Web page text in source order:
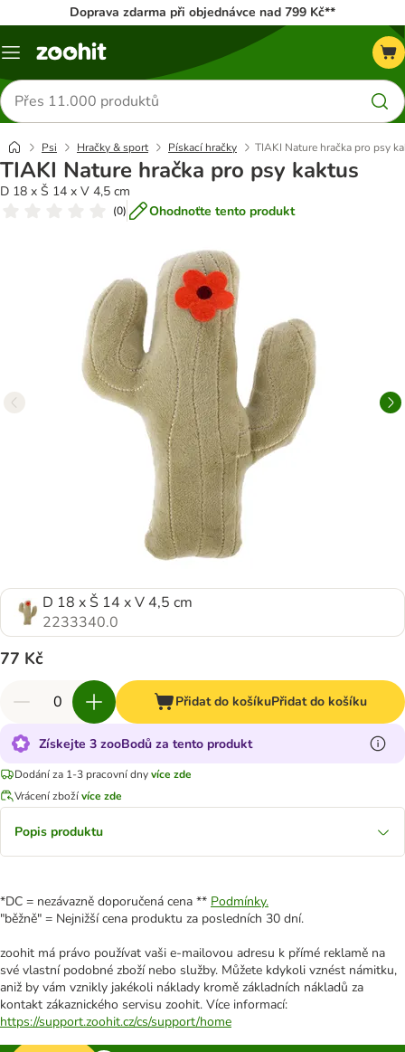
Doprava zdarma při objednávce nad 799 Kč**
Menu
Hledat
produkty
Psi Hračky & sport Pískací hračky TIAKI Nature hračka pro psy
TIAKI Nature hračka pro psy kaktus
D 18 x Š 14 x V 4,5 cm
(0) Ohodnoťte tento produkt
D 18 x Š 14 x V 4,5 cm
2233340.0
77 Kč
Přidat do košíkuPřidat do košíku
Získejte 3 zooBodů za tento produkt
Dodání za 1-3 pracovní dnyvíce zde
Vrácení zbožívíce zde
Popis produktu
*DC = nezávazně doporučená cena ** Podmínky.
"běžně" = Nejnižší cena produktu za posledních 30 dní.
zoohit má právo používat vaši e-mailovou adresu k přímé reklamě na
své vlastní podobné zboží nebo služby. Můžete kdykoli vznést námitku,
aniž by vám vznikly jakékoli náklady kromě základních nákladů za
kontakt zákaznického servisu zoohit. Více informací:
https://support.zoohit.cz/cs/support/home